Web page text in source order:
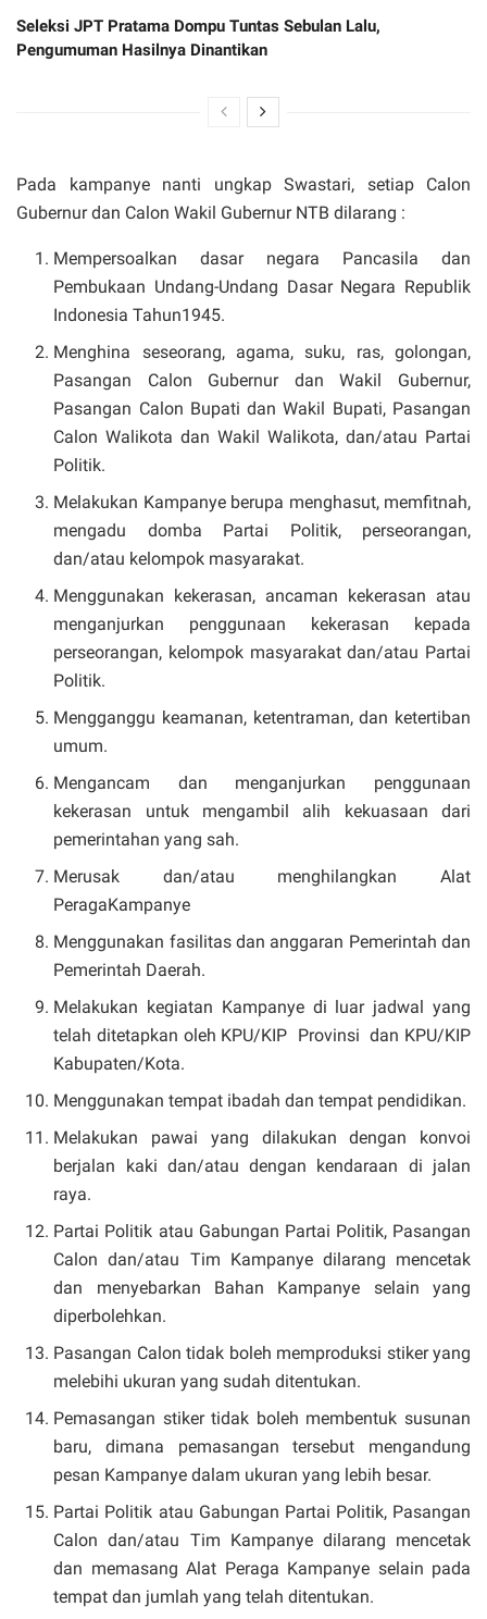
Seleksi JPT Pratama Dompu Tuntas Sebulan Lalu,
Pengumuman Hasilnya Dinantikan
Pada kampanye nanti ungkap Swastari, setiap Calon
Gubernur dan Calon Wakil Gubernur NTB dilarang :
Mempersoalkan dasar negara Pancasila dan
Pembukaan Undang-Undang Dasar Negara Republik
Indonesia Tahun1945.
Menghina seseorang, agama, suku, ras, golongan,
Pasangan Calon Gubernur dan Wakil Gubernur,
Pasangan Calon Bupati dan Wakil Bupati, Pasangan
Calon Walikota dan Wakil Walikota, dan/atau Partai
Politik.
Melakukan Kampanye berupa menghasut, memfitnah,
mengadu domba Partai Politik, perseorangan,
dan/atau kelompok masyarakat.
Menggunakan kekerasan, ancaman kekerasan atau
menganjurkan penggunaan kekerasan kepada
perseorangan, kelompok masyarakat dan/atau Partai
Politik.
Mengganggu keamanan, ketentraman, dan ketertiban
umum.
Mengancam dan menganjurkan penggunaan
kekerasan untuk mengambil alih kekuasaan dari
pemerintahan yang sah.
Merusak dan/atau menghilangkan Alat
PeragaKampanye
Menggunakan fasilitas dan anggaran Pemerintah dan
Pemerintah Daerah.
Melakukan kegiatan Kampanye di luar jadwal yang
telah ditetapkan oleh KPU/KIP Provinsi dan KPU/KIP
Kabupaten/Kota.
Menggunakan tempat ibadah dan tempat pendidikan.
Melakukan pawai yang dilakukan dengan konvoi
berjalan kaki dan/atau dengan kendaraan di jalan
raya.
Partai Politik atau Gabungan Partai Politik, Pasangan
Calon dan/atau Tim Kampanye dilarang mencetak
dan menyebarkan Bahan Kampanye selain yang
diperbolehkan.
Pasangan Calon tidak boleh memproduksi stiker yang
melebihi ukuran yang sudah ditentukan.
Pemasangan stiker tidak boleh membentuk susunan
baru, dimana pemasangan tersebut mengandung
pesan Kampanye dalam ukuran yang lebih besar.
Partai Politik atau Gabungan Partai Politik, Pasangan
Calon dan/atau Tim Kampanye dilarang mencetak
dan memasang Alat Peraga Kampanye selain pada
tempat dan jumlah yang telah ditentukan.